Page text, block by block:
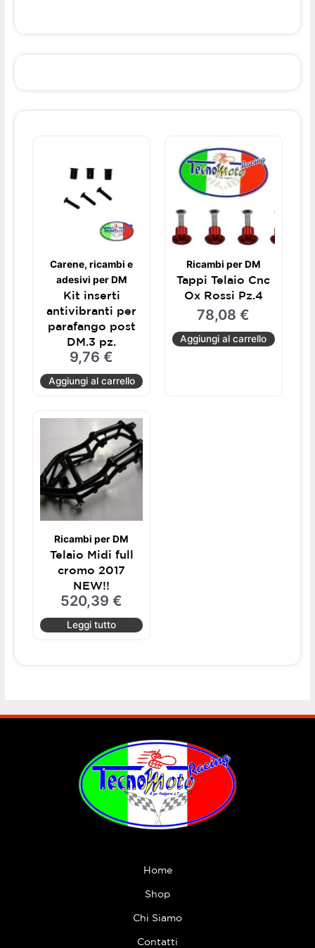
Carene, ricambi e
adesivi per DM
Kit inserti
antivibranti per
parafango post
DM.3 pz.
9,76€
Aggiungi al carrello
Ricambi per DM
Tappi Telaio Cnc
Ox Rossi Pz.4
78,08€
Aggiungi al carrello
Ricambi per DM
Telaio Midi full
cromo 2017
NEW!!
520,39€
Leggi tutto
Home
Shop
Chi Siamo
Contatti